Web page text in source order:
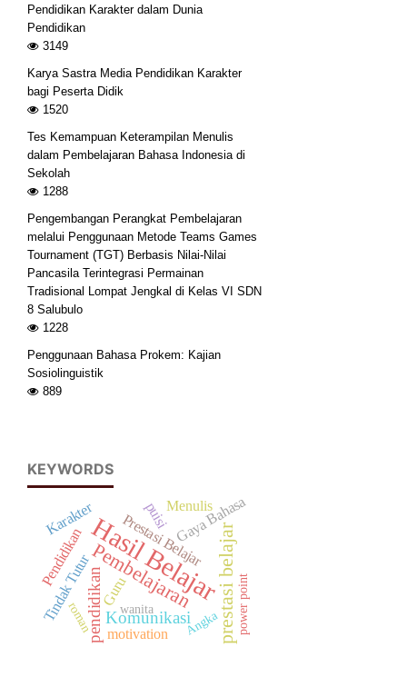
Pendidikan Karakter dalam Dunia
Pendidikan
3149
Karya Sastra Media Pendidikan Karakter
bagi Peserta Didik
1520
Tes Kemampuan Keterampilan Menulis
dalam Pembelajaran Bahasa Indonesia di
Sekolah
1288
Pengembangan Perangkat Pembelajaran
melalui Penggunaan Metode Teams Games
Tournament (TGT) Berbasis Nilai-Nilai
Pancasila Terintegrasi Permainan
Tradisional Lompat Jengkal di Kelas VI SDN
8 Salubulo
1228
Penggunaan Bahasa Prokem: Kajian
Sosiolinguistik
889
KEYWORDS
Hasil Belajarprestasi belajar
Pembelajaran
pendidikan Komunikasi
Tindak Tutur
Prestasi Belajar
Karakter
Pendidikan
motivation
Gaya Bahasa
puisi
Guru
Menulis
roman power point
Angka
wanita